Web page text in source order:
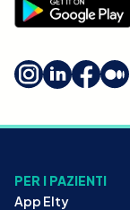
PER I PAZIENTI
App Elty